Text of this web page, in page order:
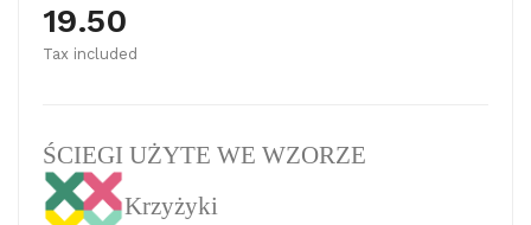
19.50
Tax included
ŚCIEGI UŻYTE WE WZORZE
Krzyżyki